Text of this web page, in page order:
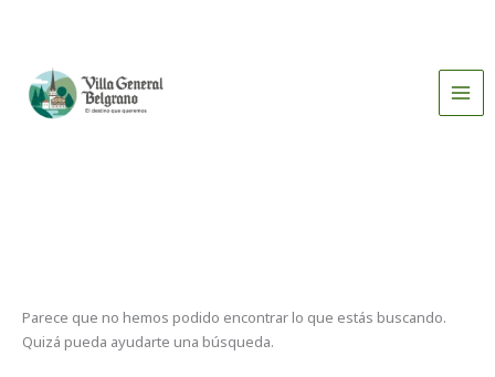
contenido
Parece que no hemos podido encontrar lo que estás buscando.
Quizá pueda ayudarte una búsqueda.
por: